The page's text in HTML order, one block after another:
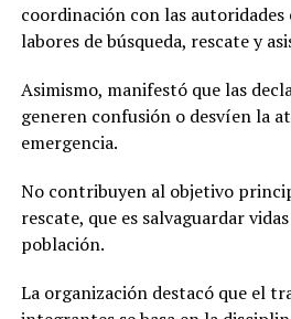
coordinación con las autoridades
labores de búsqueda, rescate y
Asimismo, manifestó que las
generen confusión o desvíen la
emergencia.
No contribuyen al objetivo
rescate, que es salvaguardar
población.
La organización destacó que el